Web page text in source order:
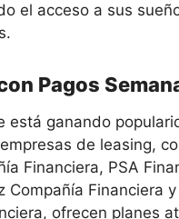
el acceso a sus
Pagos
está ganando
de leasing,
Financiera, PSA
Compañía Financiera y
ofrecen planes